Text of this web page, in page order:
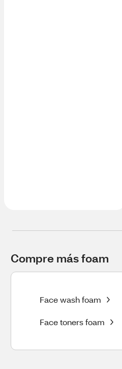
Compre más foam
Face wash foam
Face toners foam